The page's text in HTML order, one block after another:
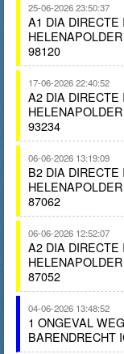
25-06-2026 23:50:37
A1 DIA
98120
17-06-2026 22:40:52
A2 DIA
93234
06-06-2026 13:19:09
B2 DIA
87062
06-06-2026 12:52:07
A2 DIA
87052
04-06-2026 13:48:52
1 ONGEVAL
BARENDRECHT